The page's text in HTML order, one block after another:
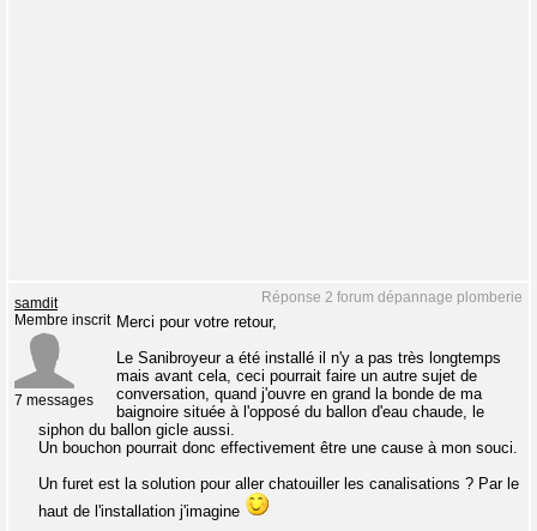
Réponse 2 forum dépannage plomberie
samdit
Membre inscrit
7 messages
Merci pour votre retour,
Le Sanibroyeur a été installé il n'y a pas très longtemps
mais avant cela, ceci pourrait faire un autre sujet de
conversation, quand j'ouvre en grand la bonde de ma
baignoire située à l'opposé du ballon d'eau chaude, le
siphon du ballon gicle aussi.
Un bouchon pourrait donc effectivement être une cause à mon souci.
Un furet est la solution pour aller chatouiller les canalisations ? Par le
haut de l'installation j'imagine